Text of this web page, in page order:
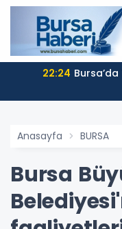
22:24 Bursa’da
Anasayfa BURSA
Bursa